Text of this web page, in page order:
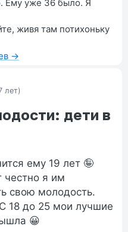
Ему уже 36 было. Я
живя там потихоньку
→
лет)
дети в
ему 19 лет 🤪
честно я им
свою молодость.
18 до 25 мои лучшие
😀